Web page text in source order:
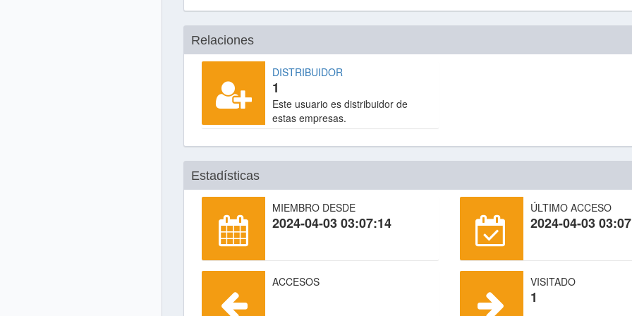
Relaciones
DISTRIBUIDOR
1
Este usuario es distribuidor de
estas empresas.
Estadísticas
MIEMBRO DESDE
2024-04-03 03:07:14
ÚLTIMO ACCESO
2024-04-03
ACCESOS VISITADO
1